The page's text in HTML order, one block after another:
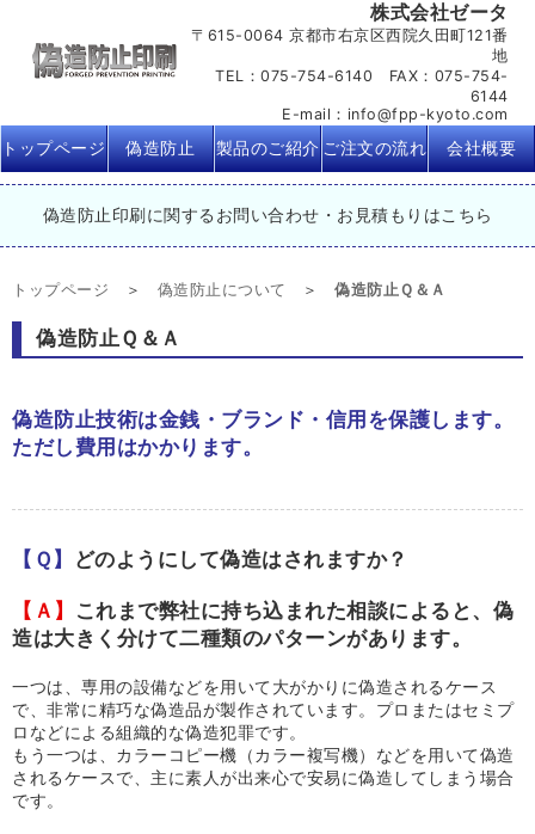
株式会社ゼータ
〒615-0064 京都市右京区西院久田町121番
地
TEL：075-754-6140 FAX：075-754-
6144
E-mail：info@fpp-kyoto.com
トップページ 偽造防止 製品のご紹介ご注文の流れ 会社概要
偽造防止印刷に関するお問い合わせ・お見積もりはこちら
トップページ 偽造防止について 偽造防止Ｑ＆Ａ
偽造防止Ｑ＆Ａ
偽造防止技術は金銭・ブランド・信用を保護します。
ただし費用はかかります。
【Ｑ】 どのようにして偽造はされますか？
【Ａ】
これまで弊社に持ち込まれた相談によると、偽
造は大きく分けて二種類のパターンがあります。
一つは、専用の設備などを用いて大がかりに偽造されるケース
で、非常に精巧な偽造品が製作されています。プロまたはセミプ
ロなどによる組織的な偽造犯罪です。
もう一つは、カラーコピー機（カラー複写機）などを用いて偽造
されるケースで、主に素人が出来心で安易に偽造してしまう場合
です。